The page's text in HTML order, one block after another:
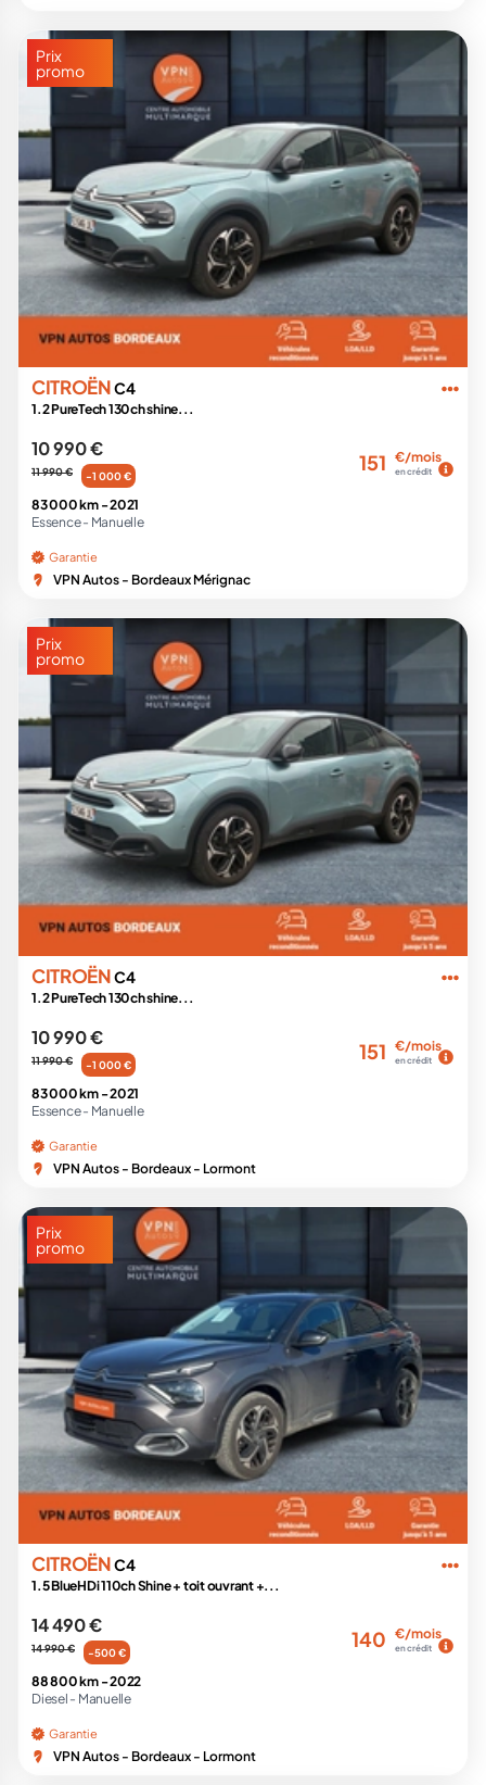
Prix
promo
CITROËNC4
1.2 PureTech 130ch shine...
10 990 €
11 990 € -1 000 €
151 €/mois
en crédit
83 000 km -2021
Essence - Manuelle
Garantie
VPN Autos - Bordeaux Mérignac
Prix
promo
CITROËNC4
1.2 PureTech 130ch shine...
10 990 €
11 990 € -1 000 €
151 €/mois
en crédit
83 000 km -2021
Essence - Manuelle
Garantie
VPN Autos - Bordeaux - Lormont
Prix
promo
CITROËNC4
1.5 BlueHDi 110ch Shine + toit ouvrant +...
14 490 €
14 990 € -500 €
140 €/mois
en crédit
88 800 km -2022
Diesel - Manuelle
Garantie
VPN Autos - Bordeaux - Lormont